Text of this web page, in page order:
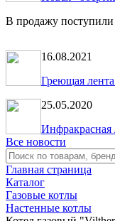
В продажу поступили
16.08.2021
Греющая
25.05.2020
Все новости
Главная страница
Каталог
Газовые котлы
Настенные котлы